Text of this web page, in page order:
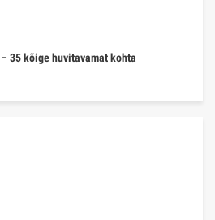
35 kõige huvitavamat kohta